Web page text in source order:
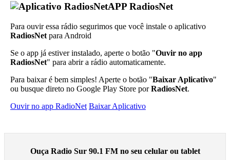
APP RadiosNet
Para ouvir essa rádio segurimos que você instale o aplicativo
RadiosNet para Android
Se o app já estiver instalado, aperte o botão "Ouvir no app
RadiosNet" para abrir a rádio automaticamente.
Para baixar é bem simples! Aperte o botão "Baixar Aplicativo"
ou busque direto no Google Play Store porRadiosNet.
Ouvir no app RadioNet Baixar Aplicativo
Ouça Radio Sur 90.1 FM no seu celular ou tablet